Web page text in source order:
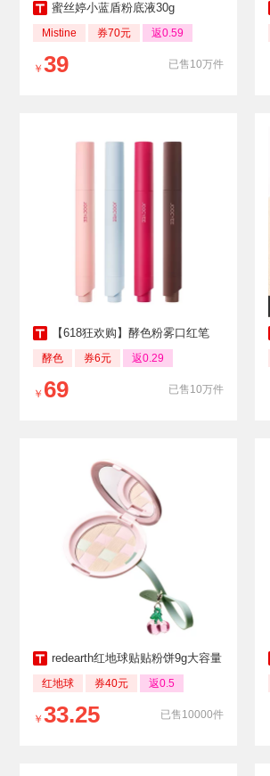
蜜丝婷小蓝盾粉底液30g
Mistine 券70元 返0.59
已售10万件
￥ 39
【618狂欢购】酵色粉雾口红笔
酵色 券6元 返0.29
已售10万件
￥ 69
redearth红地球贴贴粉饼9g大容量
红地球 券40元 返0.5
已售10000件
￥ 33.25